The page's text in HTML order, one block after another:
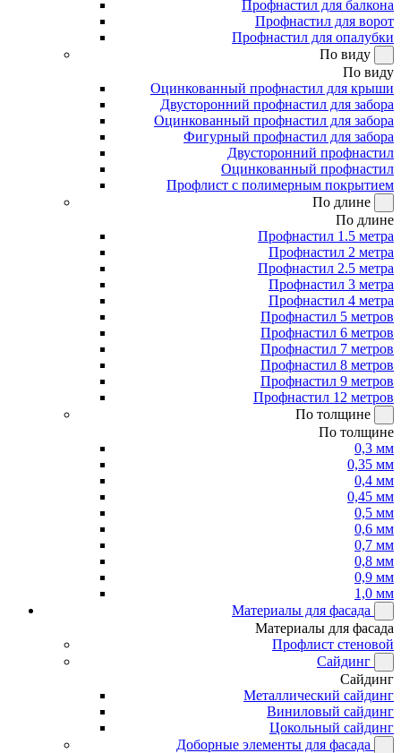
Профнастил для балкона
Профнастил для ворот
Профнастил для опалубки
По виду
По виду
Оцинкованный профнастил для крыши
Двусторонний профнастил для забора
Оцинкованный профнастил для забора
Фигурный профнастил для забора
Двусторонний профнастил
Оцинкованный профнастил
Профлист с полимерным покрытием
По длине
По длине
Профнастил 1.5 метра
Профнастил 2 метра
Профнастил 2.5 метра
Профнастил 3 метра
Профнастил 4 метра
Профнастил 5 метров
Профнастил 6 метров
Профнастил 7 метров
Профнастил 8 метров
Профнастил 9 метров
Профнастил 12 метров
По толщине
По толщине
0,3 мм
0,35 мм
0,4 мм
0,45 мм
0,5 мм
0,6 мм
0,7 мм
0,8 мм
0,9 мм
1,0 мм
Материалы для фасада
Материалы для фасада
Профлист стеновой
Сайдинг
Сайдинг
Металлический сайдинг
Виниловый сайдинг
Цокольный сайдинг
Доборные элементы для фасада